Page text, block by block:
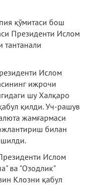
қўмитаси бош
Президенти Ислом
Ислом
ижрочи
шу Халқаро
қилди. Уч-рашув
жамғармаси
билан
Ислом
ва "Озодлик"
Клозни қабул